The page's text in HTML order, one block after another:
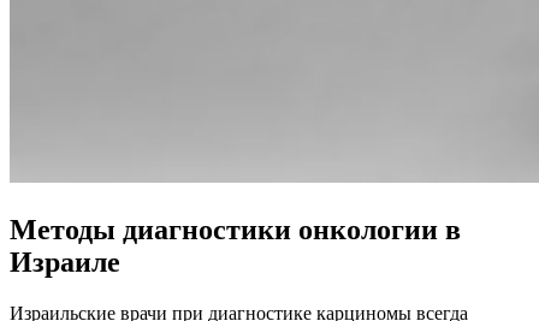
Методы диагностики онкологии в
Израиле
Израильские врачи при диагностике карциномы всегда